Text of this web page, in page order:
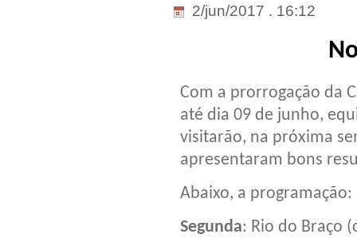
2/jun/2017 . 16:12
Com a prorrogação da
até dia 09 de junho,
visitarão, na próxima
apresentaram bons
Abaixo, a programação:
Segunda: Rio do Braço